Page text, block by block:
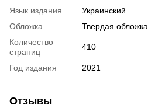
Язык издания
Украинский
Обложка
Твердая обложка
Количество
страниц
410
Год издания 2021
Отзывы